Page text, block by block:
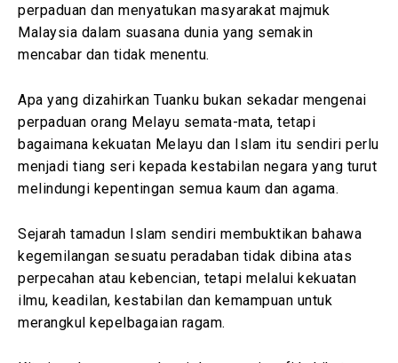
perpaduan dan menyatukan masyarakat majmuk
Malaysia dalam suasana dunia yang semakin
mencabar dan tidak menentu.
Apa yang dizahirkan Tuanku bukan sekadar mengenai
perpaduan orang Melayu semata-mata, tetapi
bagaimana kekuatan Melayu dan Islam itu sendiri perlu
menjadi tiang seri kepada kestabilan negara yang turut
melindungi kepentingan semua kaum dan agama.
Sejarah tamadun Islam sendiri membuktikan bahawa
kegemilangan sesuatu peradaban tidak dibina atas
perpecahan atau kebencian, tetapi melalui kekuatan
ilmu, keadilan, kestabilan dan kemampuan untuk
merangkul kepelbagaian ragam.